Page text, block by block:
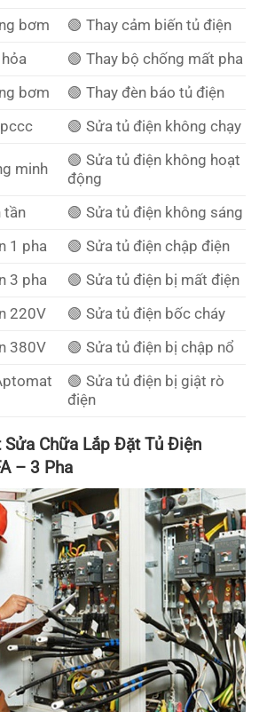
bơm
🟢 Thay cảm biến tủ điện
🟢 Thay bộ chống mất pha
bơm
🟢 Thay đèn báo tủ điện
🟢 Sửa tủ điện không chạy
minh
🟢 Sửa tủ điện không hoạt
động
tần
🟢 Sửa tủ điện không sáng
1 pha
🟢 Sửa tủ điện chập điện
3 pha
🟢 Sửa tủ điện bị mất điện
220V
🟢 Sửa tủ điện bốc cháy
380V
🟢 Sửa tủ điện bị chập nổ
🟢 Sửa tủ điện bị giật rò
điện
Sửa Chữa Lắp Đặt Tủ Điện
– 3 Pha